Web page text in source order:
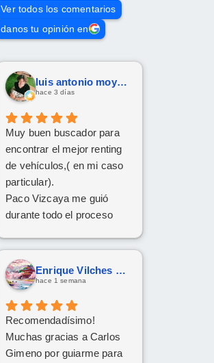
Ver todos los comentarios
danos tu opinión en
luis antonio moya fernandez
hace 3 días
Muy buen buscador para
encontrar el mejor renting
de vehículos,( en mi caso
particular).
Paco Vizcaya me guió
durante todo el proceso
Formentor al mejor precio.
Ahora a esperar la entrega
que esperamos sea lo más
Enrique Vilches García
hace 1 semana
Recomendadísimo!
Muchas gracias a Carlos
Gimeno por guiarme para